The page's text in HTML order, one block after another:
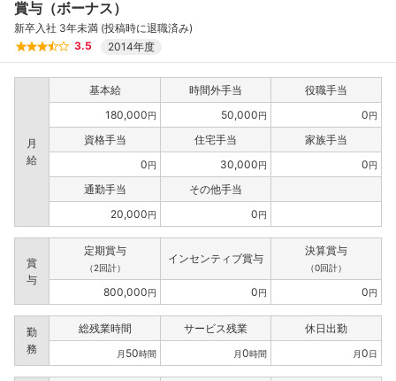
賞与（ボーナス）
新卒入社 3年未満 (投稿時に退職済み)
3.5
2014年度
月
給
基本給 時間外手当
役職手当
180,000円 50,000円 0円
資格手当 住宅手当
家族手当
0円 30,000円 0円
通勤手当
その他手当
20,000円 0円
賞
与
定期賞与
（2回計）
インセンティブ賞与
決算賞与
（0回計）
800,000円 0円 0円
勤
務
総残業時間 サービス残業 休日出勤
月 50時間 月0時間 月0日